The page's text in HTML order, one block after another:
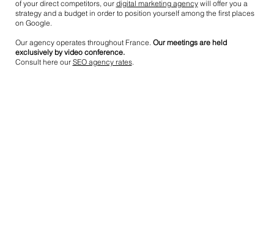
of your direct competitors, our digital marketing agencywill offer you a
strategy and a budget in order to position yourself among the first places
on Google.
Our agency operates throughout France. Our meetings are held
exclusively by video conference.
Consult here our SEO agency rates.